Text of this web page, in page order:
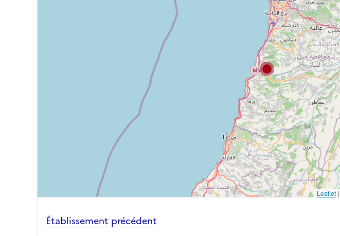
Leaflet |
Établissement précédent